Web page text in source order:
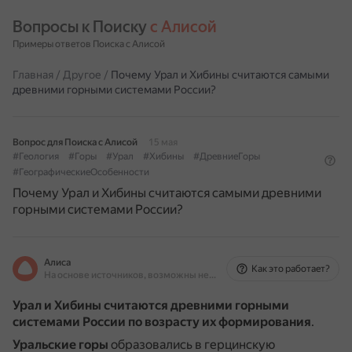
Вопросы к Поиску с Алисой
Примеры ответов Поиска с Алисой
Главная / Другое / Почему Урал и Хибины считаются самыми
древними горными системами России?
Вопрос для Поиска с Алисой
15 мая
#Геология
#Горы #Урал #Хибины
#ДревниеГоры
#ГеографическиеОсобенности
Почему Урал и Хибины считаются самыми древними
горными системами России?
Алиса
На основе источников, возможны неточности
Как это работает?
Урал и Хибины считаются древними горными
системами России по возрасту их формирования.
Уральские горы образовались в герцинскую